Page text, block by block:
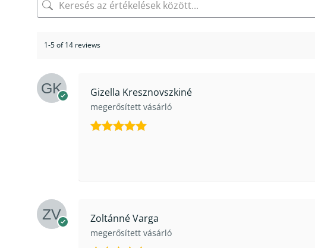
1-5 of 14 reviews
Gizella Kresznovszkiné
megerősített vásárló
Zoltánné Varga
megerősített vásárló